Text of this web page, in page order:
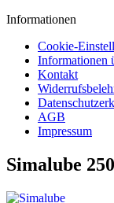
Informationen
Cookie-
Informationen
Kontakt
AGB
Impressum
Simalube